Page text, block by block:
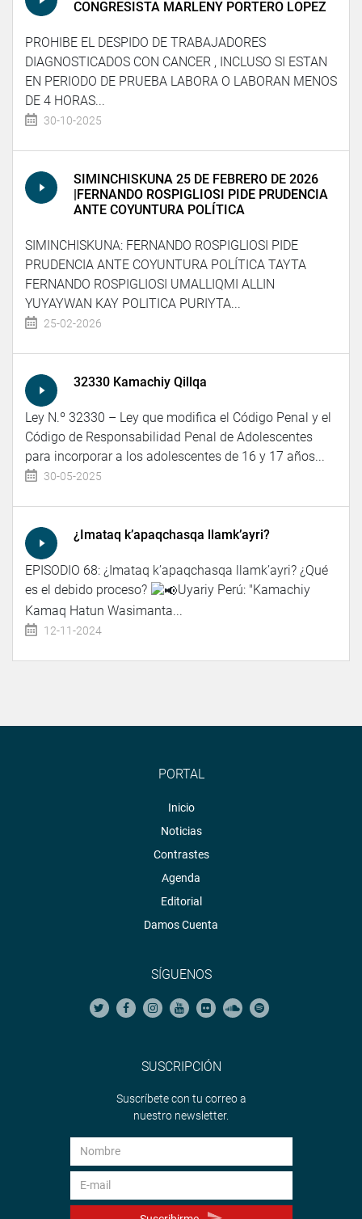
CONGRESISTA MARLENY PORTERO LOPEZ
PROHIBE EL DESPIDO DE TRABAJADORES
DIAGNOSTICADOS CON CANCER , INCLUSO SI ESTAN
EN PERIODO DE PRUEBA LABORA O LABORAN MENOS
DE 4 HORAS...
30-10-2025
SIMINCHISKUNA 25 DE FEBRERO DE 2026
|FERNANDO ROSPIGLIOSI PIDE PRUDENCIA
ANTE COYUNTURA POLÍTICA
SIMINCHISKUNA: FERNANDO ROSPIGLIOSI PIDE
PRUDENCIA ANTE COYUNTURA POLÍTICA TAYTA
FERNANDO ROSPIGLIOSI UMALLIQMI ALLIN
YUYAYWAN KAY POLITICA PURIYTA...
25-02-2026
32330 Kamachiy Qillqa
Ley N.º 32330 – Ley que modifica el Código Penal y el
Código de Responsabilidad Penal de Adolescentes
para incorporar a los adolescentes de 16 y 17 años...
30-05-2025
¿Imataq k’apaqchasqa llamk’ayri?
EPISODIO 68: ¿Imataq k’apaqchasqa llamk’ayri? ¿Qué
es el debido proceso?
Uyariy Perú: "Kamachiy
Kamaq Hatun Wasimanta...
12-11-2024
PORTAL
Inicio
Noticias
Contrastes
Agenda
Editorial
Damos Cuenta
SÍGUENOS
SUSCRIPCIÓN
Suscríbete con tu correo a
nuestro newsletter.